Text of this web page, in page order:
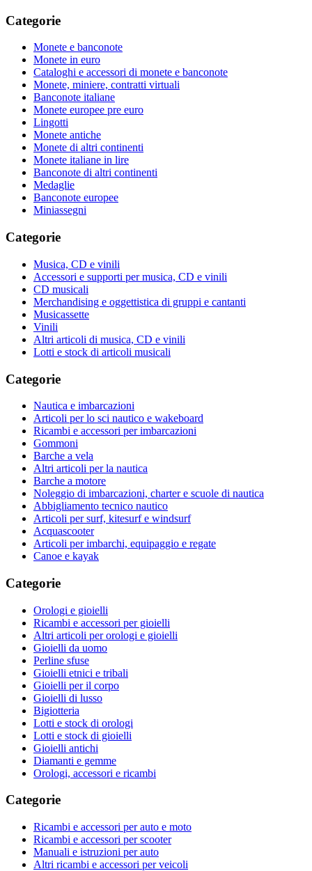
Categorie
Monete e banconote
Monete in euro
Cataloghi e accessori di monete e banconote
Monete, miniere, contratti virtuali
Banconote italiane
Monete europee pre euro
Lingotti
Monete antiche
Monete di altri continenti
Monete italiane in lire
Banconote di altri continenti
Medaglie
Banconote europee
Miniassegni
Categorie
Musica, CD e vinili
Accessori e supporti per musica, CD e vinili
CD musicali
Merchandising e oggettistica di gruppi e cantanti
Musicassette
Vinili
Altri articoli di musica, CD e vinili
Lotti e stock di articoli musicali
Categorie
Nautica e imbarcazioni
Articoli per lo sci nautico e wakeboard
Ricambi e accessori per imbarcazioni
Gommoni
Barche a vela
Altri articoli per la nautica
Barche a motore
Noleggio di imbarcazioni, charter e scuole di nautica
Abbigliamento tecnico nautico
Articoli per surf, kitesurf e windsurf
Acquascooter
Articoli per imbarchi, equipaggio e regate
Canoe e kayak
Categorie
Orologi e gioielli
Ricambi e accessori per gioielli
Altri articoli per orologi e gioielli
Gioielli da uomo
Perline sfuse
Gioielli etnici e tribali
Gioielli per il corpo
Gioielli di lusso
Bigiotteria
Lotti e stock di orologi
Lotti e stock di gioielli
Gioielli antichi
Diamanti e gemme
Orologi, accessori e ricambi
Categorie
Ricambi e accessori per auto e moto
Ricambi e accessori per scooter
Manuali e istruzioni per auto
Altri ricambi e accessori per veicoli